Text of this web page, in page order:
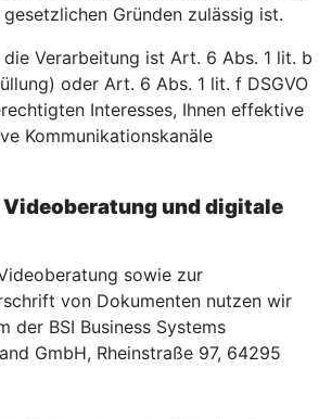
Gründen zulässig ist.
Verarbeitung ist Art. 6 Abs. 1 lit. b
oder Art. 6 Abs. 1 lit. f DSGVO
Interesses, Ihnen effektive
Kommunikationskanäle
und digitale
sowie zur
von Dokumenten nutzen wir
der BSI Business Systems
GmbH, Rheinstraße 97, 64295